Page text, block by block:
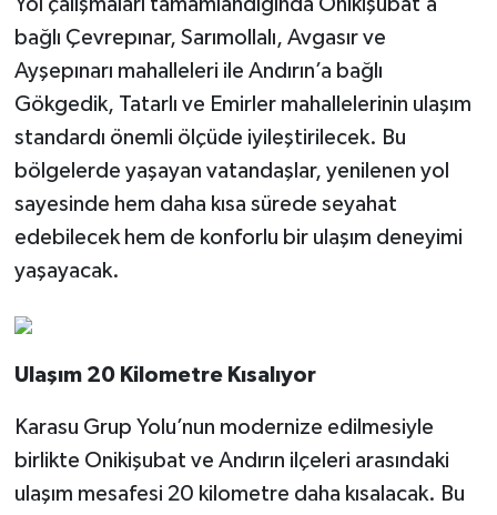
Yol çalışmaları tamamlandığında Onikişubat’a
bağlı Çevrepınar, Sarımollalı, Avgasır ve
Ayşepınarı mahalleleri ile Andırın’a bağlı
Gökgedik, Tatarlı ve Emirler mahallelerinin ulaşım
standardı önemli ölçüde iyileştirilecek. Bu
bölgelerde yaşayan vatandaşlar, yenilenen yol
sayesinde hem daha kısa sürede seyahat
edebilecek hem de konforlu bir ulaşım deneyimi
yaşayacak.
Ulaşım 20 Kilometre Kısalıyor
Karasu Grup Yolu’nun modernize edilmesiyle
birlikte Onikişubat ve Andırın ilçeleri arasındaki
ulaşım mesafesi 20 kilometre daha kısalacak. Bu